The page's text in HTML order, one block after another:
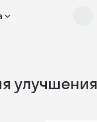
улучшения